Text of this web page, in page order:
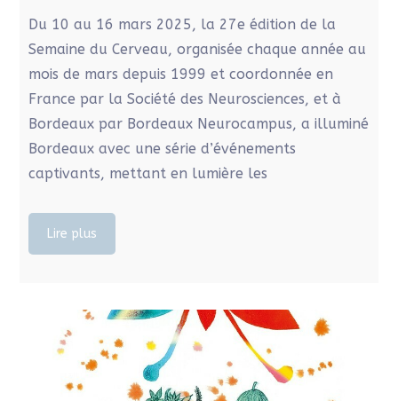
Du 10 au 16 mars 2025, la 27e édition de la
Semaine du Cerveau, organisée chaque année au
mois de mars depuis 1999 et coordonnée en
France par la Société des Neurosciences, et à
Bordeaux par Bordeaux Neurocampus, a illuminé
Bordeaux avec une série d’événements
captivants, mettant en lumière les
Lire plus